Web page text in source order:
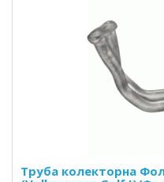
Труба колекторна